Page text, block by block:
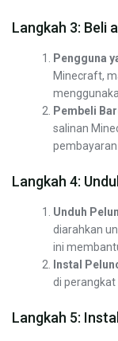
Langkah 3: Beli
Pengguna
Minecraft,
Pembeli
salinan
pembayaran
Langkah 4:
Unduh
diarahkan
ini
Instal
di perangkat
Langkah 5: